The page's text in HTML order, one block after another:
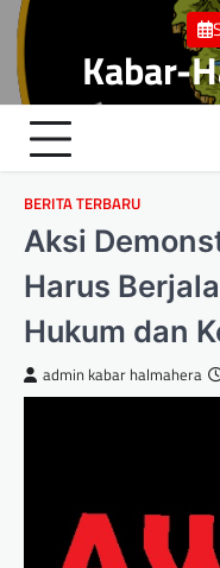
Skip
content
Kabar-
BERITA TERBARU
Aksi
Harus
Hukum dan
admin kabar halmahera